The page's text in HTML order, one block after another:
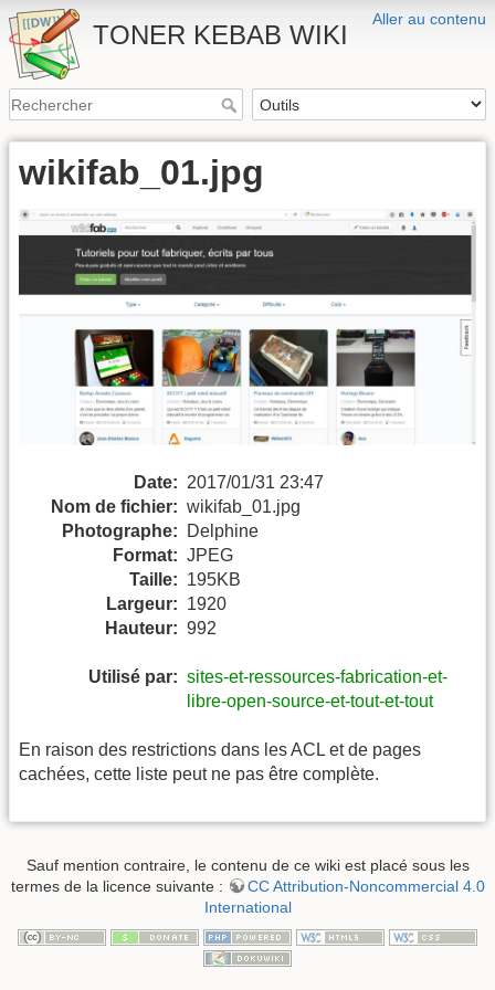
Aller au contenu
TONER KEBAB WIKI
wikifab_01.jpg
Date: 2017/01/31 23:47
Nom de fichier: wikifab_01.jpg
Photographe:
Delphine
Format: JPEG
Taille: 195KB
Largeur: 1920
Hauteur: 992
Utilisé par: sites-et-ressources-fabrication-et-
libre-open-source-et-tout-et-tout
En raison des restrictions dans les ACL et de pages
cachées, cette liste peut ne pas être complète.
Sauf mention contraire, le contenu de ce wiki est placé sous les
termes de la licence suivante :
CC Attribution-Noncommercial 4.0
International